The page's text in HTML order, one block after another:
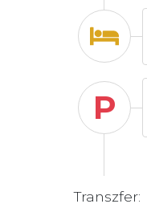
P
Transzfer: